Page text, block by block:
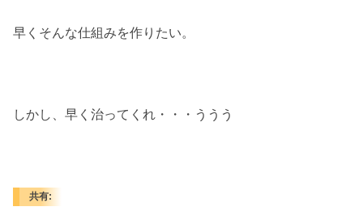
早くそんな仕組みを作りたい。
しかし、早く治ってくれ・・・ううう
共有: